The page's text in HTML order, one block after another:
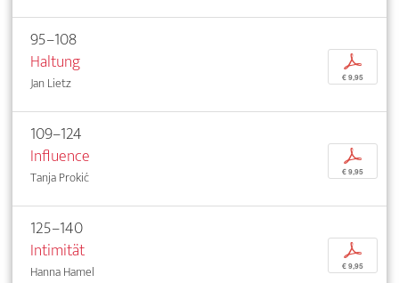
95–108
Haltung
Jan Lietz
p
€ 9,95
109–124
Influence
Tanja Prokić
p
€ 9,95
125–140
Intimität
Hanna Hamel
p
€ 9,95